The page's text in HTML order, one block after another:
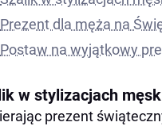
Prezent dla męża na
Postaw na wyjątkowy
w stylizacjach
prezent